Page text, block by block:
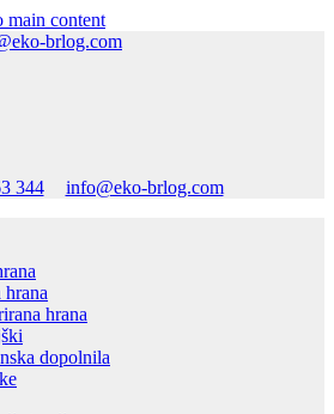
main content
brlog.com
344
info@eko-brlog.com
hrana
dopolnila